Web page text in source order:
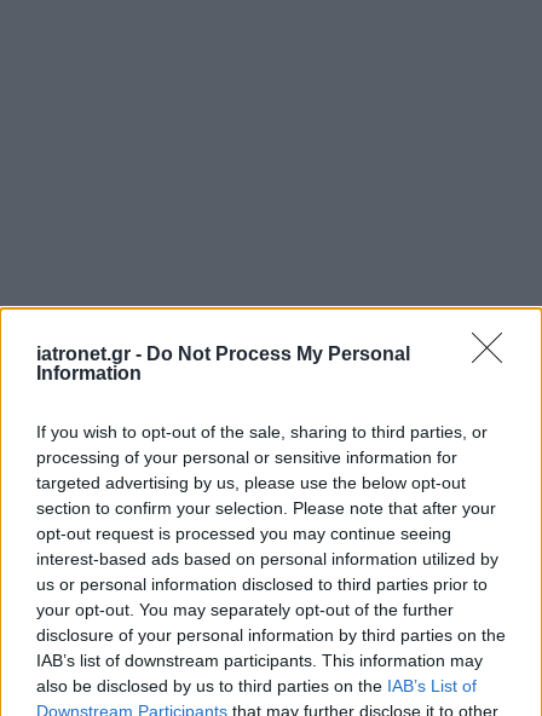
iatronet.gr - Do Not Process My Personal
Information
If you wish to opt-out of the sale, sharing to third parties, or
processing of your personal or sensitive information for
targeted advertising by us, please use the below opt-out
section to confirm your selection. Please note that after your
opt-out request is processed you may continue seeing
interest-based ads based on personal information utilized by
us or personal information disclosed to third parties prior to
your opt-out. You may separately opt-out of the further
disclosure of your personal information by third parties on the
IAB’s list of downstream participants. This information may
also be disclosed by us to third parties on the IAB’s List of
Downstream Participants that may further disclose it to other